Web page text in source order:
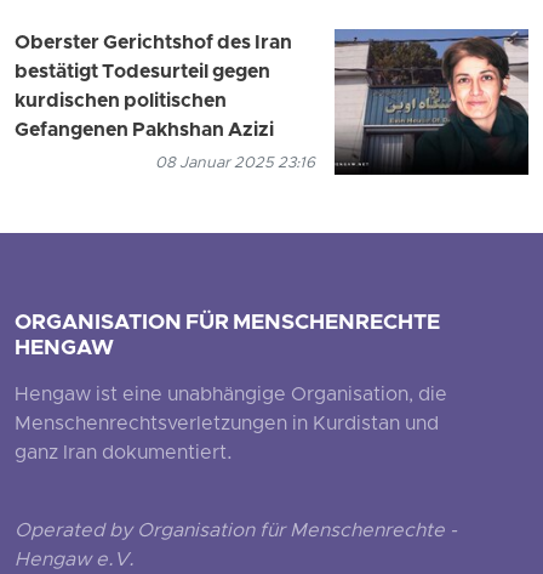
Oberster Gerichtshof des Iran
bestätigt Todesurteil gegen
kurdischen politischen
Gefangenen Pakhshan Azizi
08 Januar 2025 23:16
ORGANISATION FÜR MENSCHENRECHTE
HENGAW
Hengaw ist eine unabhängige Organisation, die
Menschenrechtsverletzungen in Kurdistan und
ganz Iran dokumentiert.
Operated by Organisation für Menschenrechte -
Hengaw e.V.